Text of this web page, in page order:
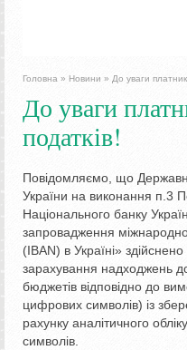
Головна » Новини » До уваги
До уваги
податків!
Повідомляємо, що
України на виконання п.3
Національного банку
запровадження
(IBAN) в Україні»
зарахування надходжень
бюджетів відповідно до
цифрових символів) із
рахунку аналітичного
символів.